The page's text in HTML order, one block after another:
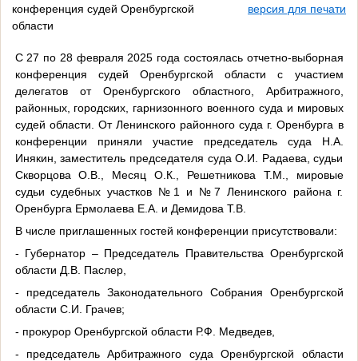
конференция судей Оренбургской
области
версия для печати
С 27 по 28 февраля 2025 года состоялась отчетно-выборная
конференция судей Оренбургской области с участием
делегатов от Оренбургского областного, Арбитражного,
районных, городских, гарнизонного военного суда и мировых
судей области. От Ленинского районного суда г. Оренбурга в
конференции приняли участие председатель суда Н.А.
Инякин, заместитель председателя суда О.И. Радаева, судьи
Скворцова О.В., Месяц О.К., Решетникова Т.М., мировые
судьи судебных участков №1 и №7 Ленинского района г.
Оренбурга Ермолаева Е.А. и Демидова Т.В.
В числе приглашенных гостей конференции присутствовали:
- Губернатор – Председатель Правительства Оренбургской
области Д.В. Паслер,
- председатель Законодательного Собрания Оренбургской
области С.И. Грачев;
- прокурор Оренбургской области Р.Ф. Медведев,
- председатель Арбитражного суда Оренбургской области